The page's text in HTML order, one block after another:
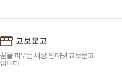
교보문고
꿈을 피우는 세상, 인터넷 교보문고
입니다.